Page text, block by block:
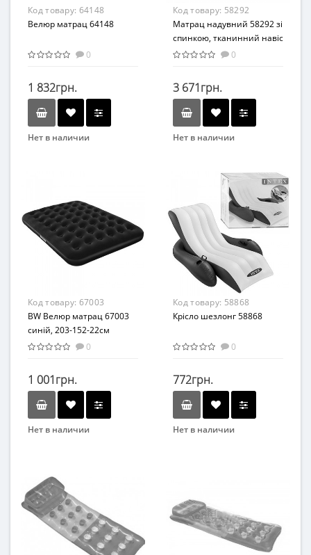
Код товару: 64148
Велюр матрац 64148
0
1 832грн.
Нет в наличии
Матрасы
Возраст
от 3 лет
Материал
Код товару: 58292
Матрац надувний 58292 зі
спинкою, тканинний навіс
0
3 671грн.
Нет в наличии
Плотики
Возраст
От 14-ти лет
Материал
ПВХ
Код товару: 67003
BW Велюр матрац 67003
синій, 203-152-22см
0
1 001грн.
Нет в наличии
Вид
Матрасы
Возраст
от 3 лет
Код товару: 58868
Крісло шезлонг 58868
0
772грн.
Нет в наличии
Материал
ПВХ